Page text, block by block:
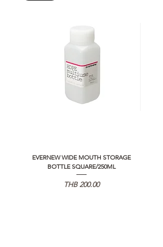
EVERNEW WIDE MOUTH STORAGE
BOTTLE SQUARE/250ML
가격
THB 200.00